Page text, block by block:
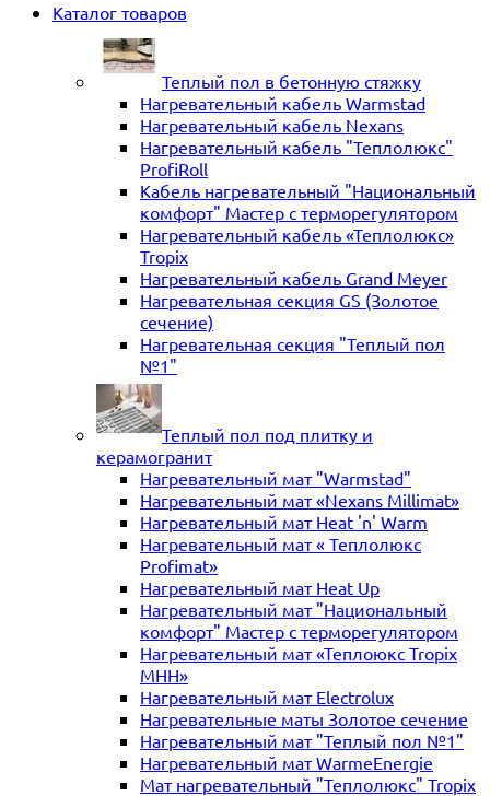
Каталог товаров
Теплый пол в бетонную стяжку
Нагревательный кабель Warmstad
Нагревательный кабель Nexans
Нагревательный кабель "Теплолюкс"
ProfiRoll
Кабель нагревательный "Национальный
комфорт" Мастер с терморегулятором
Нагревательный кабель «Теплолюкс»
Tropix
Нагревательный кабель Grand Meyer
Нагревательная секция GS (Золотое
сечение)
Нагревательная секция "Теплый пол
№1"
Теплый пол под плитку и
керамогранит
Нагревательный мат "Warmstad"
Нагревательный мат «Nexans Millimat»
Нагревательный мат Heat 'n' Warm
Нагревательный мат « Теплолюкс
Profimat»
Нагревательный мат Heat Up
Нагревательный мат "Национальный
комфорт" Мастер с терморегулятором
Нагревательный мат «Теплоюкс Tropix
MHH»
Нагревательный мат Electrolux
Нагревательные маты Золотое сечение
Нагревательный мат "Теплый пол №1"
Нагревательный мат WarmeEnergie
Мат нагревательный "Теплолюкс" Tropix